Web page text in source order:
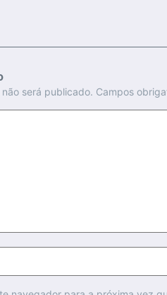
será publicado. Campos